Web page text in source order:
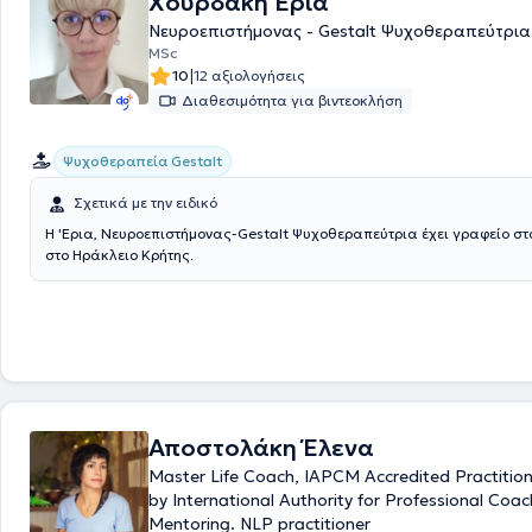
Νευροεπιστήμονας - Gestalt Ψυχοθεραπεύτρια
MSc
10|12 αξιολογήσεις
Διαθεσιμότητα για βιντεοκλήση
Ψυχοθεραπεία Gestalt
Σχετικά με την ειδικό
Η 'Ερια, Νευροεπιστήμονας-Gestalt Ψυχοθεραπεύτρια έχει γραφείο
στο Ηράκλειο Κρήτης.
Αποστολάκη Έλενα
Master Life Coach, IAPCM Accredited
by International Authority for Professional
Mentoring. NLP practitioner